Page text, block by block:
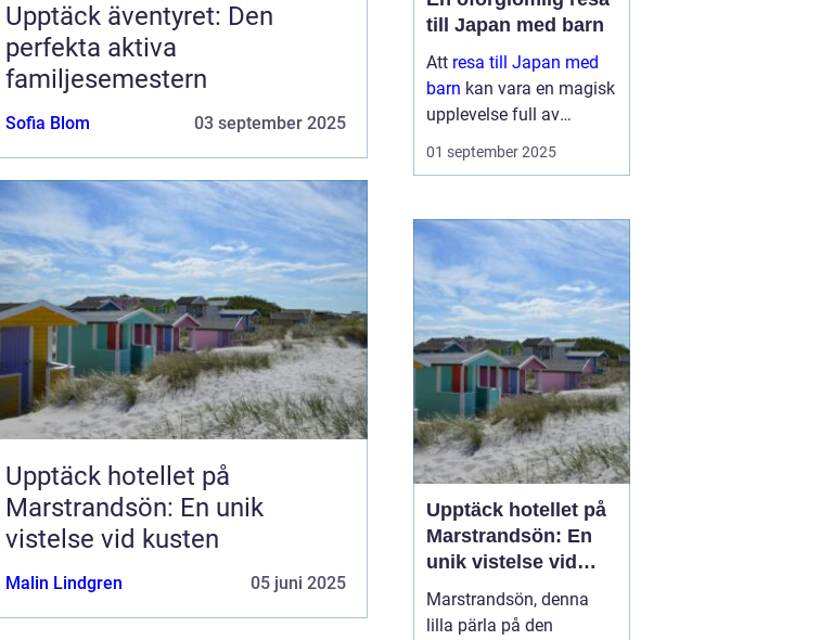
Upptäck äventyret: Den
perfekta aktiva
familjesemestern
Sofia Blom 03 september 2025
Upptäck hotellet på
Marstrandsön: En unik
vistelse vid kusten
Malin Lindgren 05 juni 2025
till Japan med barn
Att resa till Japan med
barn kan vara en magisk
upplevelse full av
äventyr och upptäckter.
Landet bjuder på en unik
kultur och modern...
01 september 2025
Upptäck hotellet på
Marstrandsön: En
unik vistelse vid
kusten
Marstrandsön, denna
lilla pärla på den